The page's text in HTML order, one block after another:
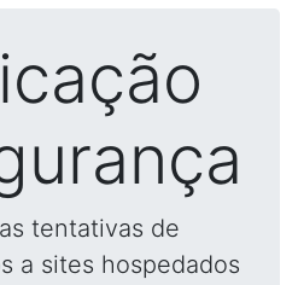
tentativas de
a sites hospedados